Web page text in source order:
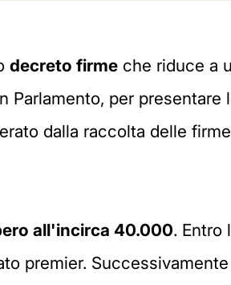
decreto firme che riduce a
per
dalla raccolta delle
all'incirca 40.000. Entro
premier.